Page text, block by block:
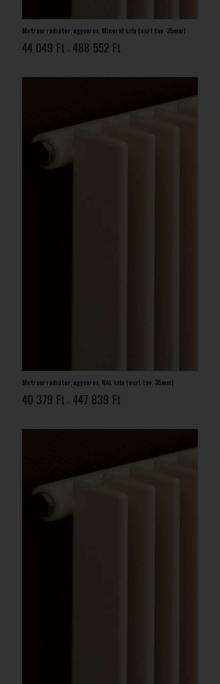
Metrum radiátor, egysoros, Mineral szín (oszt.tav. 35mm)
44 049 Ft – 488 552 Ft44
-
Metrum radiátor, egysoros, RAL szín (oszt.tav. 35mm)
40 379 Ft – 447 839 Ft40
-